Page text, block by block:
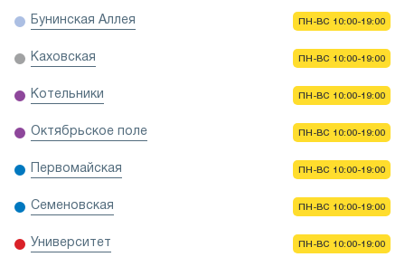
Бунинская Аллея ПН-ВС 10:00-19:00
Каховская ПН-ВС 10:00-19:00
Котельники ПН-ВС 10:00-19:00
Октябрьское поле ПН-ВС 10:00-19:00
Первомайская ПН-ВС 10:00-19:00
Семеновская ПН-ВС 10:00-19:00
Университет ПН-ВС 10:00-19:00